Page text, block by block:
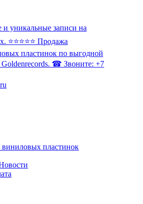
и уникальные записи на
⭐️⭐️⭐️⭐️⭐️ Продажа
пластинок по выгодной
Goldenrecords. ☎ Звоните: +7
виниловых пластинок